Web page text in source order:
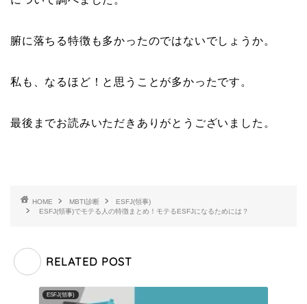
腑に落ちる特徴も多かったのではないでしょうか。
私も、なるほど！と思うことが多かったです。
最後までお読みいただきありがとうございました。
HOME MBTI診断
ESFJ(領事)
ESFJ(領事)でモテる人の特徴まとめ！モテるESFJになるためには？
RELATED POST
ESFJ(領事)